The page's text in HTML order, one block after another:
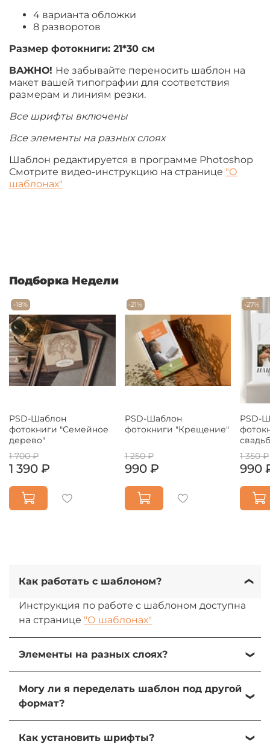
4 варианта обложки
8 разворотов
Размер фотокниги: 21*30 см
ВАЖНО! Не забывайте переносить шаблон на
макет вашей типографии для соответствия
размерам и линиям резки.
Все шрифты включены
Все элементы на разных слоях
Шаблон редактируется в программе Photoshop
Смотрите видео-инструкцию на странице "О
шаблонах"
Подборка Недели
-18%
PSD-Шаблон
фотокниги "Семейное
дерево"
1 700 ₽
1 390 ₽
-21%
PSD-Шаблон
фотокниги "Крещение"
1 250 ₽
990 ₽
-27%
PSD-
1 350 ₽
990
Как работать с шаблоном?
Инструкция по работе с шаблоном доступна
на странице "О шаблонах"
Элементы на разных слоях?
желании их можно изменить, передвинуть
или удалить.
Могу ли я переделать шаблон под другой
формат?
задачу и использователь элементы для
Как установить шрифты?